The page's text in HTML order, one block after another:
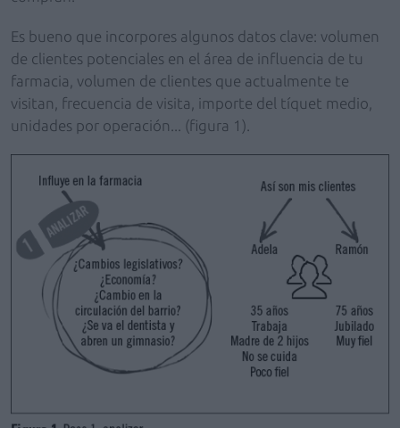
Es bueno que incorpores algunos datos clave: volumen
de clientes potenciales en el área de influencia de tu
farmacia, volumen de clientes que actualmente te
visitan, frecuencia de visita, importe del tíquet medio,
unidades por operación... (figura 1).